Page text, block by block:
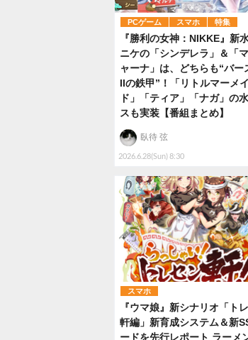
PCゲーム スマホ 特集
『勝利の女神：NIKKE』新
ニケの「シンデレラ」＆「
ャーナ」は、どちらも“バー
IIの鉄甲”！「リトルマーメイ
ド」「ティア」「ナガ」の
スも実装【番組まとめ】
2026.6.28(Sun) 8:30
臥待 弦
スマホ
『ウマ娘』新シナリオ「ト
軒編」新育成システム＆新
ードを先行レポート ラーメ